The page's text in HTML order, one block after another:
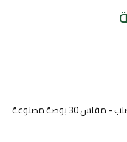
العلامة التجارية Wokin قاطع لأجزاء الصلب - مقاس 30 بوصة مصنوعة